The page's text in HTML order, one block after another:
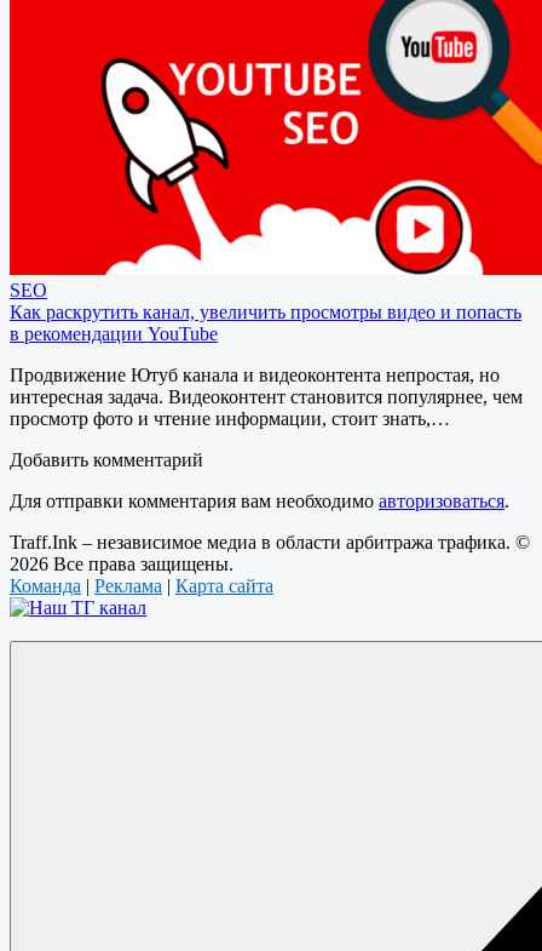
SEO
Как раскрутить канал, увеличить просмотры видео и попасть
в рекомендации YouTube
Продвижение Ютуб канала и видеоконтента непростая, но
интересная задача. Видеоконтент становится популярнее, чем
просмотр фото и чтение информации, стоит знать,…
Добавить комментарий
Для отправки комментария вам необходимо авторизоваться.
Traff.Ink – независимое медиа в области арбитража трафика. ©
2026 Все права защищены.
Команда | Реклама | Карта сайта